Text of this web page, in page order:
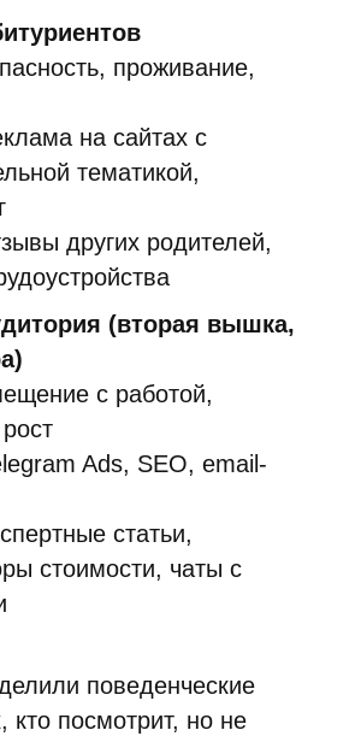
проживание,
на сайтах с
тематикой,
других родителей,
(вторая вышка,
с работой,
Ads, SEO, email-
статьи,
стоимости, чаты с
поведенческие
кто посмотрит, но не